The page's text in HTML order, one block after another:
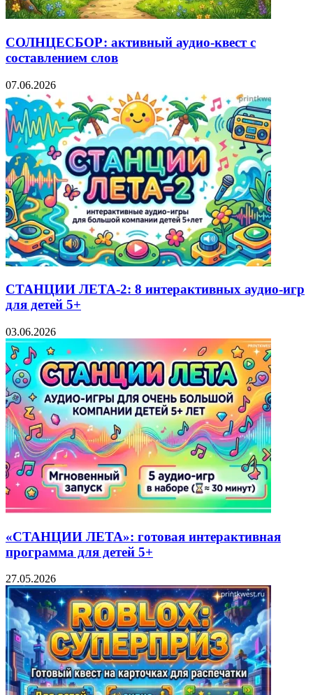
СОЛНЦЕСБОР: активный аудио-квест с
составлением слов
07.06.2026
СТАНЦИИ ЛЕТА-2: 8 интерактивных аудио-игр
для детей 5+
03.06.2026
«СТАНЦИИ ЛЕТА»: готовая интерактивная
программа для детей 5+
27.05.2026